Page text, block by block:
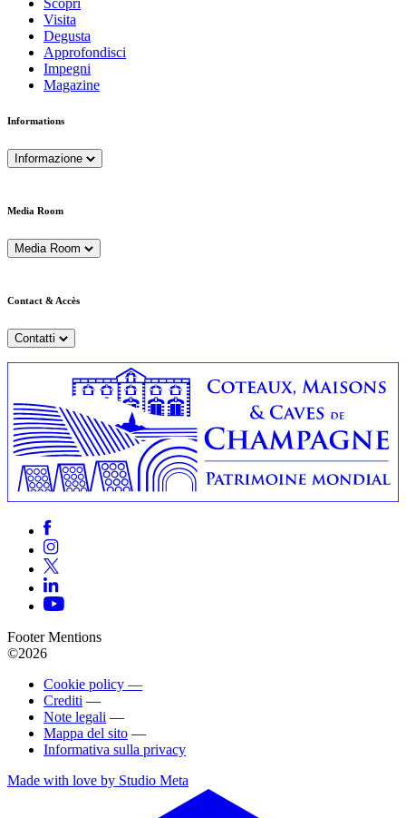
Visita
Degusta
Approfondisci
Impegni
Magazine
Informations
Informazione
Media Room
Media Room
Contact & Accès
Contatti
Footer Mentions
©2026
Cookie policy —
Crediti —
Note legali —
Mappa del sito —
Informativa sulla privacy
Made with love by Studio Meta